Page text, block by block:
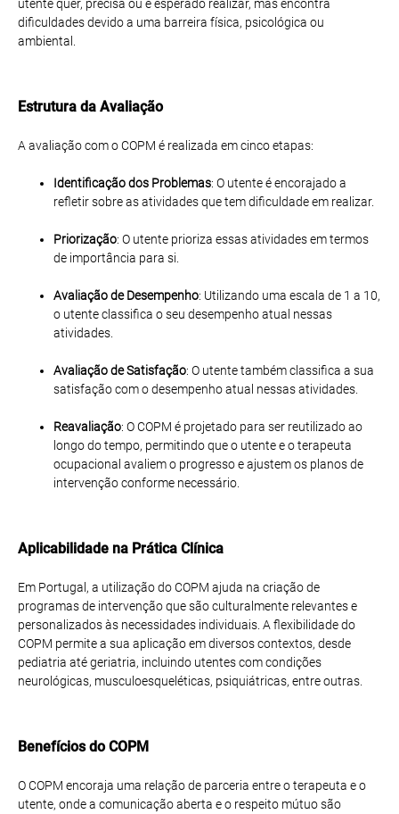
utente quer, precisa ou é esperado realizar, mas encontra
dificuldades devido a uma barreira física, psicológica ou
ambiental.
Estrutura da Avaliação
A avaliação com o COPM é realizada em cinco etapas:
Identificação dos Problemas: O utente é encorajado a
refletir sobre as atividades que tem dificuldade em realizar.
Priorização: O utente prioriza essas atividades em termos
de importância para si.
Avaliação de Desempenho: Utilizando uma escala de 1 a 10,
o utente classifica o seu desempenho atual nessas
atividades.
Avaliação de Satisfação: O utente também classifica a sua
satisfação com o desempenho atual nessas atividades.
Reavaliação: O COPM é projetado para ser reutilizado ao
longo do tempo, permitindo que o utente e o terapeuta
ocupacional avaliem o progresso e ajustem os planos de
intervenção conforme necessário.
Aplicabilidade na Prática Clínica
Em Portugal, a utilização do COPM ajuda na criação de
programas de intervenção que são culturalmente relevantes e
personalizados às necessidades individuais. A flexibilidade do
COPM permite a sua aplicação em diversos contextos, desde
pediatria até geriatria, incluindo utentes com condições
neurológicas, musculoesqueléticas, psiquiátricas, entre outras.
Benefícios do COPM
O COPM encoraja uma relação de parceria entre o terapeuta e o
utente, onde a comunicação aberta e o respeito mútuo são